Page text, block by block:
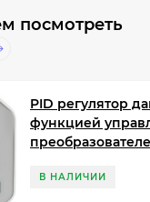
посмотреть
PID регулятор
функцией
В НАЛИЧИИ